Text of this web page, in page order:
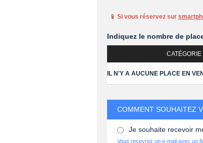
📱 Si vous réservez sur
Indiquez le nombre de
CATÉGORIE
IL N'Y A AUCUNE PLACE EN
COMMENT SOUHAITEZ
Je souhaite recevoir
Vous recevrez un e-mail avec un